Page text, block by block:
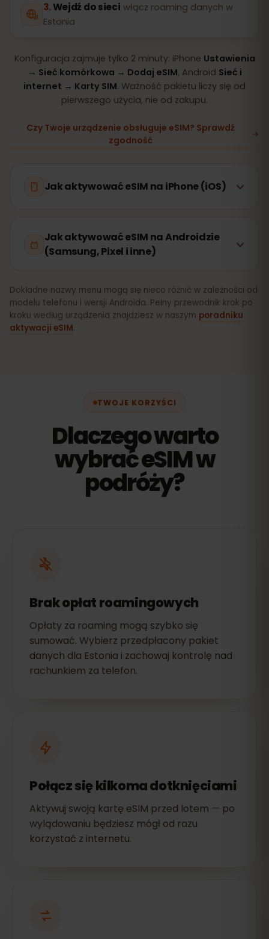
Wejdź do sieci włącz roaming danych w
Estonia
Konfiguracja zajmuje tylko 2 minuty: iPhone Ustawienia
→ Sieć komórkowa → Dodaj eSIM, Android Sieć i
internet → Karty SIM. Ważność pakietu liczy się od
pierwszego użycia, nie od zakupu.
Czy Twoje urządzenie obsługuje eSIM? Sprawdź
zgodność
Jak aktywować eSIM na iPhone (iOS)
Jak aktywować eSIM na Androidzie
(Samsung, Pixel i inne)
Dokładne nazwy menu mogą się nieco różnić w zależności od
modelu telefonu i wersji Androida. Pełny przewodnik krok po
kroku według urządzenia znajdziesz w naszym poradniku
aktywacji eSIM.
TWOJE KORZYŚCI
Dlaczego warto
wybrać eSIM w
podróży?
Brak opłat roamingowych
Opłaty za roaming mogą szybko się
sumować. Wybierz przedpłacony pakiet
danych dla Estonia i zachowaj kontrolę nad
rachunkiem za telefon.
Połącz się kilkoma dotknięciami
Aktywuj swoją kartę eSIM przed lotem — po
wylądowaniu będziesz mógł od razu
korzystać z internetu.